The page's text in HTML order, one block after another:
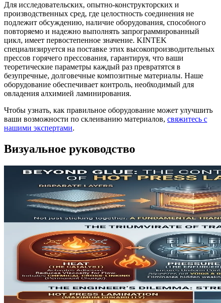
Для исследовательских, опытно-конструкторских и
производственных сред, где целостность соединения не
подлежит обсуждению, наличие оборудования, способного
повторяемо и надежно выполнять запрограммированный
цикл, имеет первостепенное значение. KINTEK
специализируется на поставке этих высокопроизводительных
прессов горячего прессования, гарантируя, что ваши
теоретические параметры каждый раз превратятся в
безупречные, долговечные композитные материалы. Наше
оборудование обеспечивает контроль, необходимый для
овладения алхимией ламинирования.
Чтобы узнать, как правильное оборудование может улучшить
ваши возможности по склеиванию материалов, свяжитесь с
нашими экспертами.
Визуальное руководство